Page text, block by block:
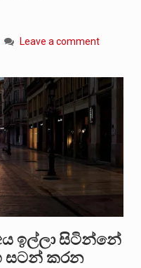
Leave a comment
ඉල්ලා සිටින්නේ
සටන් කරන